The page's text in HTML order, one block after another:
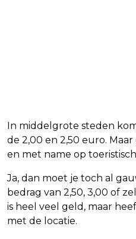
In middelgrote steden
de 2,00 en 2,50 euro.
en met name op
Ja, dan moet je toch al
bedrag van 2,50, 3,00 of
is heel veel geld, maar
met de locatie.